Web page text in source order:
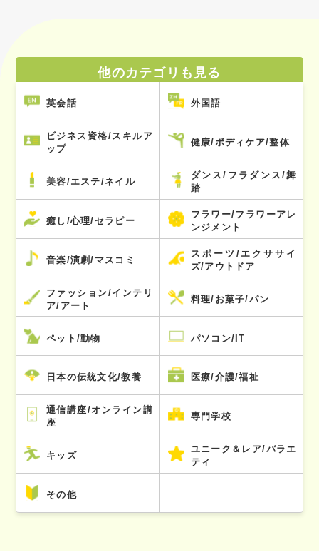
他のカテゴリも見る
英会話 外国語
ビジネス資格/スキルア
ップ
健康/ボディケア/整体
美容/エステ/ネイル
ダンス/フラダンス/舞
踏
癒し/心理/セラピー
フラワー/フラワーアレ
ンジメント
音楽/演劇/マスコミ
スポーツ/エクササイ
ズ/アウトドア
ファッション/インテリ
ア/アート
料理/お菓子/パン
ペット/動物 パソコン/IT
日本の伝統文化/教養 医療/介護/福祉
通信講座/オンライン講
座
専門学校
キッズ
ユニーク＆レア/バラエ
ティ
その他